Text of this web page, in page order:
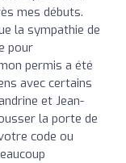
mes débuts.
la sympathie de
pour
permis a été
avec certains
et Jean-
la porte de
code ou